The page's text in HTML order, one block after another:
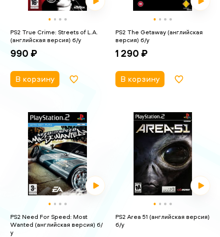
PS2 True Crime: Streets of L.A.
(английская версия) б/у
990 ₽
В корзину
PS2 The Getaway (английская
версия) б/у
1 290 ₽
В корзину
PS2 Need For Speed: Most
Wanted (английская версия) б/
у
PS2 Area 51 (английская версия)
б/у